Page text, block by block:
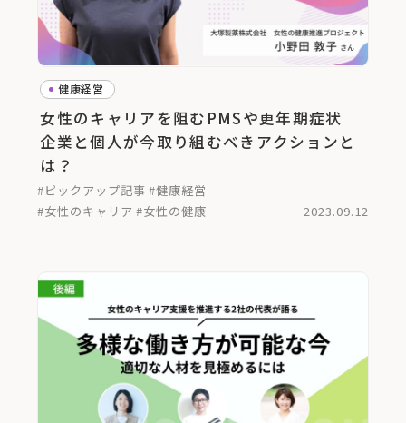
健康経営
女性のキャリアを阻むPMSや更年期症状
企業と個人が今取り組むべきアクションと
は？
#ピックアップ記事 #健康経営
#女性のキャリア #女性の健康 2023.09.12